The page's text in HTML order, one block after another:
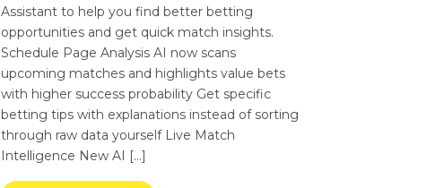
Assistant to help you find better betting
opportunities and get quick match insights.
Schedule Page Analysis AI now scans
upcoming matches and highlights value bets
with higher success probability Get specific
betting tips with explanations instead of sorting
through raw data yourself Live Match
Intelligence New AI […]